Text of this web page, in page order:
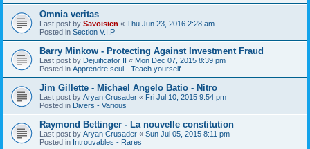
Omnia veritas
Last post by Savoisien « Thu Jun 23, 2016 2:28 am
Posted in Section V.I.P
Barry Minkow - Protecting Against Investment Fraud
Last post by Dejuificator II « Mon Dec 07, 2015 8:39 pm
Posted in Apprendre seul - Teach yourself
Jim Gillette - Michael Angelo Batio - Nitro
Last post by Aryan Crusader « Fri Jul 10, 2015 9:54 pm
Posted in Divers - Various
Raymond Bettinger - La nouvelle constitution
Last post by Aryan Crusader « Sun Jul 05, 2015 8:11 pm
Posted in Introuvables - Rares